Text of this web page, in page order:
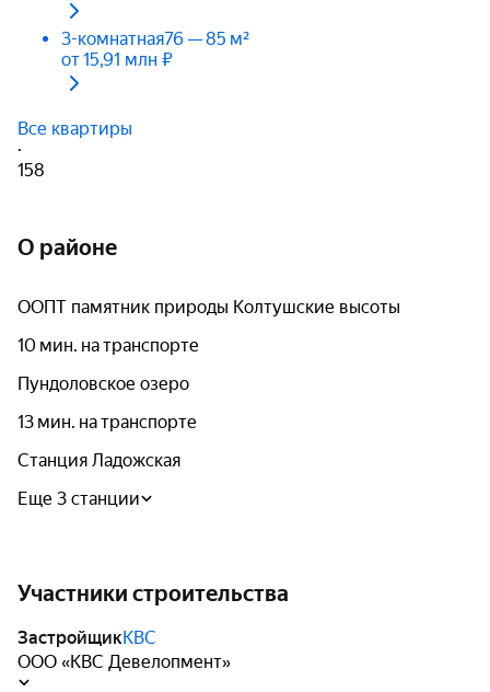
3-комнатная76 — 85 м²
от 15,91 млн ₽
Все квартиры
·
158
О районе
ООПТ памятник природы Колтушские высоты
10 мин. на транспорте
Пундоловское озеро
13 мин. на транспорте
Станция Ладожская
Еще 3 станции
Участники строительства
ЗастройщикКВС
ООО «КВС Девелопмент»